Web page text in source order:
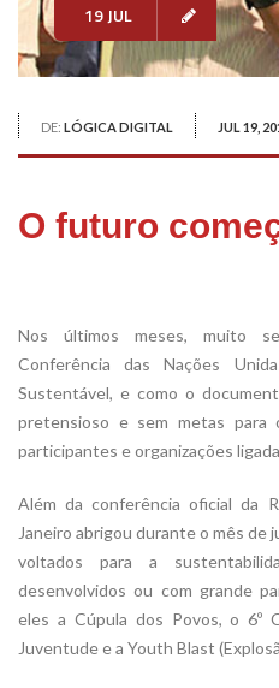
19 JUL
DE: LÓGICA DIGITAL JUL 19,
O futuro
Nos últimos meses, muito
Conferência das Nações
Sustentável, e como o
pretensioso e sem metas para
participantes e organizações
Além da conferência oficial da
Janeiro abrigou durante o mês
voltados para a
desenvolvidos ou com grande
eles a Cúpula dos Povos, o 6º
Juventude e a Youth Blast